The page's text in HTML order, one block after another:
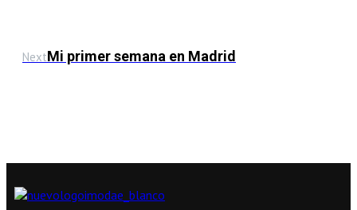
NextMi primer semana en Madrid